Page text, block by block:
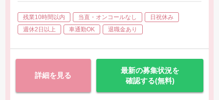
残業10時間以内 当直・オンコールなし
日祝休み
週休2日以上
車通勤OK 退職金あり
詳細を見る
最新の募集状況を
確認する(無料)